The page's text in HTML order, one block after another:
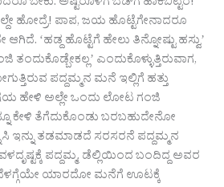
ಹೋದ್ರೆ! ಪಾಪ, ಜಯ ಹೊಟ್ಟೆಗೇನಾದರೂ
ʻಹಡ್ದ ಹೊಟ್ಟೆಗೆ ಹೇಲು ತಿನ್ನೋಷ್ಟು ಹಸ್ವುʼ
ತಂದುಕೊಡ್ಬೇಕಲ್ಲʼ ಎಂದುಕೊಳ್ಳುತ್ತಿರುವಾಗ,
ಪದ್ದಮ್ಮನ ಮನೆ ಇಲ್ಲಿಗೆ ಹತ್ತು
ಹೇಳಿ ಅಲ್ಲೇ ಒಂದು ಲೋಟ ಗಂಜಿ
ಕೇಳಿ ತೆಗೆದುಕೊಂಡು ಬರಬಹುದೇನೋ
ಇನ್ನು ತಡಮಾಡದೆ ಸರಸರನೆ ಪದ್ದಮ್ಮನ
ಪದ್ದಮ್ಮ, ಡೆಲ್ಲಿಯಿಂದ ಬಂದಿದ್ದ ಅವರ
ಯಾರದೋ ಮನೆಗೆ ಊಟಕ್ಕೆ